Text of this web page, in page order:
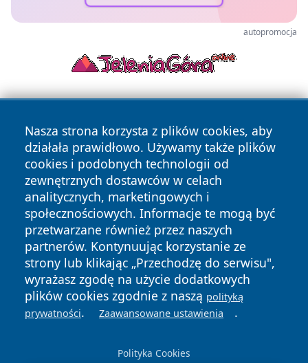
autopromocja
Nasza strona korzysta z plików cookies, aby
działała prawidłowo. Używamy także plików
cookies i podobnych technologii od
zewnętrznych dostawców w celach
analitycznych, marketingowych i
społecznościowych. Informacje te mogą być
przetwarzane również przez naszych
partnerów. Kontynuując korzystanie ze
strony lub klikając „Przechodzę do serwisu",
wyrażasz zgodę na użycie dodatkowych
plików cookies zgodnie z naszą polityką
prywatności. Zaawansowane ustawienia .
Polityka Cookies
Copyright © 2026 jastrzebienews.pl Wszystkie prawa
zastrzeżone.
News Autorzy
Polityka
Prywatności
Polityka
Cookies